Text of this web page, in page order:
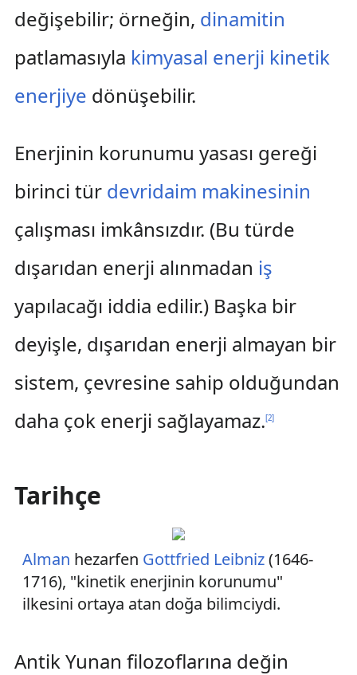
değişebilir; örneğin, dinamitin
patlamasıyla kimyasal enerji kinetik
enerjiye dönüşebilir.
Enerjinin korunumu yasası gereği
birinci tür devridaim makinesinin
çalışması imkânsızdır. (Bu türde
dışarıdan enerji alınmadan iş
yapılacağı iddia edilir.) Başka bir
deyişle, dışarıdan enerji almayan bir
sistem, çevresine sahip olduğundan
daha çok enerji sağlayamaz.[2]
Tarihçe
Alman hezarfen Gottfried Leibniz(1646-
1716), "kinetik enerjinin korunumu"
ilkesini ortaya atan doğa bilimciydi.
Antik Yunan filozoflarına değin